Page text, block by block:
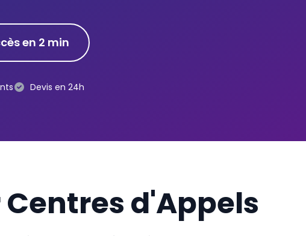
en 2 min
Devis en 24h
Centres d'Appels